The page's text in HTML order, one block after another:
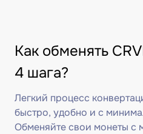
Как обменять
4 шага?
Легкий процесс
быстро, удобно и с
Обменяйте свои монеты с